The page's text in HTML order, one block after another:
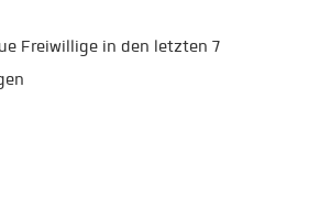
Freiwillige in den letzten 7